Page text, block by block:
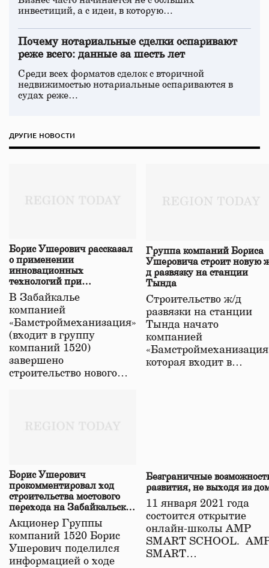
инвестиций, а с идеи, в которую…
Почему нотариальные сделки оспаривают
реже всего: данные за шесть лет
Среди всех форматов сделок с вторичной
недвижимостью нотариальные оспариваются в
судах реже…
ДРУГИЕ НОВОСТИ
Борис Ушерович рассказал
о применении
инновационных
технологий при
строительстве нового моста
в Забайкалье
В Забайкалье
компанией
«Бамстроймеханизация»
(входит в группу
компаний 1520)
завершено
строительство нового…
Группа компаний Бориса
Ушеровича строит новую
д развязку на станции
Тында
Строительство ж/д
развязки на станции
Тында начато
компанией
которая входит в…
Борис Ушерович
прокомментировал ход
строительства мостового
перехода на Забайкальской
железной дороге
Акционер Группы
компаний 1520 Борис
Ушерович поделился
информацией о ходе
Безграничные
развития, не выходя из
11 января 2021 года
состоится открытие
онлайн-школы АМР
SMART SCHOOL.
SMART…